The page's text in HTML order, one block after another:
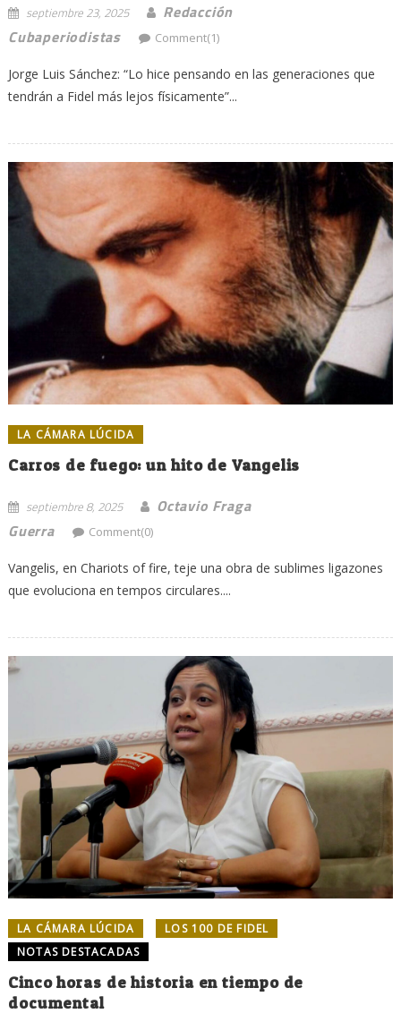
septiembre 23, 2025
Redacción
Cubaperiodistas
Comment(1)
Jorge Luis Sánchez: “Lo hice pensando en las generaciones que
tendrán a Fidel más lejos físicamente”...
LA CÁMARA LÚCIDA
Carros de fuego: un hito de Vangelis
septiembre 8, 2025
Octavio Fraga
Guerra
Comment(0)
Vangelis, en Chariots of fire, teje una obra de sublimes ligazones
que evoluciona en tempos circulares....
LA CÁMARA LÚCIDA
LOS 100 DE FIDEL
NOTAS DESTACADAS
Cinco horas de historia en tiempo de
documental